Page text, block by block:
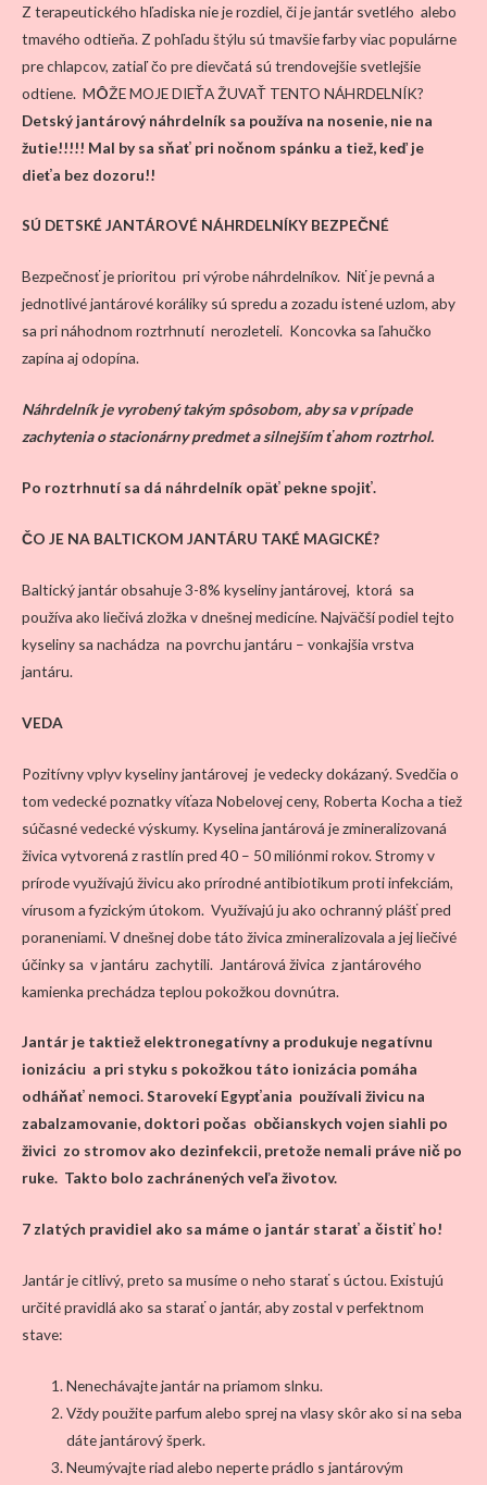
Z terapeutického hľadiska nie je rozdiel, či je jantár svetlého alebo
tmavého odtieňa. Z pohľadu štýlu sú tmavšie farby viac populárne
pre chlapcov, zatiaľ čo pre dievčatá sú trendovejšie svetlejšie
odtiene. MÔŽE MOJE DIEŤA ŽUVAŤ TENTO NÁHRDELNÍK?
Detský jantárový náhrdelník sa používa na nosenie, nie na
žutie!!!!! Mal by sa sňať pri nočnom spánku a tiež, keď je
dieťa bez dozoru!!
SÚ DETSKÉ JANTÁROVÉ NÁHRDELNÍKY BEZPEČNÉ
Bezpečnosť je prioritou pri výrobe náhrdelníkov. Niť je pevná a
jednotlivé jantárové koráliky sú spredu a zozadu istené uzlom, aby
sa pri náhodnom roztrhnutí nerozleteli. Koncovka sa ľahučko
zapína aj odopína.
Náhrdelník je vyrobený takým spôsobom, aby sa v prípade
zachytenia o stacionárny predmet a silnejším ťahom roztrhol.
Po roztrhnutí sa dá náhrdelník opäť pekne spojiť.
ČO JE NA BALTICKOM JANTÁRU TAKÉ MAGICKÉ?
Baltický jantár obsahuje 3-8% kyseliny jantárovej, ktorá sa
používa ako liečivá zložka v dnešnej medicíne. Najväčší podiel tejto
kyseliny sa nachádza na povrchu jantáru – vonkajšia vrstva
jantáru.
VEDA
Pozitívny vplyv kyseliny jantárovej je vedecky dokázaný. Svedčia o
tom vedecké poznatky víťaza Nobelovej ceny, Roberta Kocha a tiež
súčasné vedecké výskumy. Kyselina jantárová je zmineralizovaná
živica vytvorená z rastlín pred 40 – 50 miliónmi rokov. Stromy v
prírode využívajú živicu ako prírodné antibiotikum proti infekciám,
vírusom a fyzickým útokom. Využívajú ju ako ochranný plášť pred
poraneniami. V dnešnej dobe táto živica zmineralizovala a jej liečivé
účinky sa v jantáru zachytili. Jantárová živica z jantárového
kamienka prechádza teplou pokožkou dovnútra.
Jantár je taktiež elektronegatívny a produkuje negatívnu
ionizáciu a pri styku s pokožkou táto ionizácia pomáha
odháňať nemoci. Starovekí Egypťania používali živicu na
zabalzamovanie, doktori počas občianskych vojen siahli po
živici zo stromov ako dezinfekcii, pretože nemali práve nič po
ruke. Takto bolo zachránených veľa životov.
7 zlatých pravidiel ako sa máme o jantár starať a čistiť ho!
Jantár je citlivý, preto sa musíme o neho starať s úctou. Existujú
určité pravidlá ako sa starať o jantár, aby zostal v perfektnom
stave:
Nenechávajte jantár na priamom slnku.
Vždy použite parfum alebo sprej na vlasy skôr ako si na seba
dáte jantárový šperk.
Neumývajte riad alebo neperte prádlo s jantárovým